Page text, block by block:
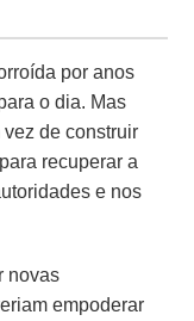
por anos
o dia. Mas
vez de construir
recuperar a
e nos
novas
empoderar